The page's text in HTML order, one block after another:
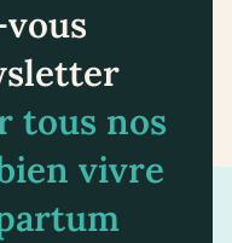
tous nos
vivre